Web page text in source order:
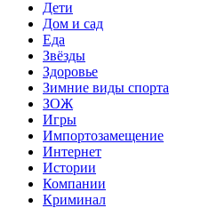
Дети
Дом и сад
Еда
Звёзды
Здоровье
Зимние виды спорта
ЗОЖ
Игры
Импортозамещение
Интернет
Истории
Компании
Криминал